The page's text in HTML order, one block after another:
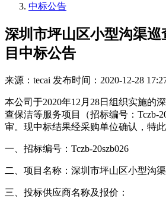
中标公告
深圳市坪山区小型沟渠
目中标公告
来源：tecai 发布时间：2020-12-28
本公司于2020年12月28日组织实施的
查保洁等服务项目（招标编号：Tczb-
审。现中标结果经采购单位确认，特此
一、招标编号：Tczb-20szb026
二、项目名称：深圳市坪山区小型沟
三、投标供应商名称及报价：